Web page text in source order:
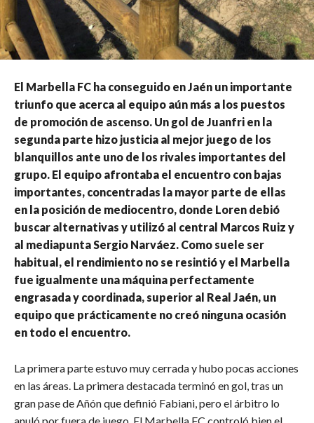
El Marbella FC ha conseguido en Jaén un importante
triunfo que acerca al equipo aún más a los puestos
de promoción de ascenso. Un gol de Juanfri en la
segunda parte hizo justicia al mejor juego de los
blanquillos ante uno de los rivales importantes del
grupo. El equipo afrontaba el encuentro con bajas
importantes, concentradas la mayor parte de ellas
en la posición de mediocentro, donde Loren debió
buscar alternativas y utilizó al central Marcos Ruiz y
al mediapunta Sergio Narváez. Como suele ser
habitual, el rendimiento no se resintió y el Marbella
fue igualmente una máquina perfectamente
engrasada y coordinada, superior al Real Jaén, un
equipo que prácticamente no creó ninguna ocasión
en todo el encuentro.
La primera parte estuvo muy cerrada y hubo pocas acciones
en las áreas. La primera destacada terminó en gol, tras un
gran pase de Añón que definió Fabiani, pero el árbitro lo
anuló por fuera de juego. El Marbella FC controló bien el